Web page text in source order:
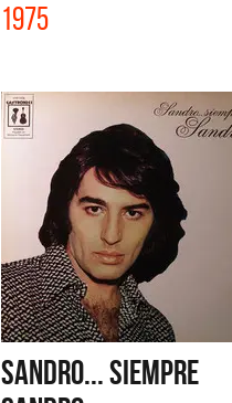
1975
SANDRO... SIEMPRE